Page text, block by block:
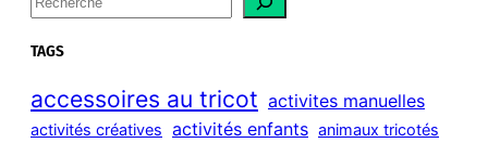
e
a
c
h
TAGS
accessoires au tricot activites manuelles
activités créatives activités enfants animaux tricotés